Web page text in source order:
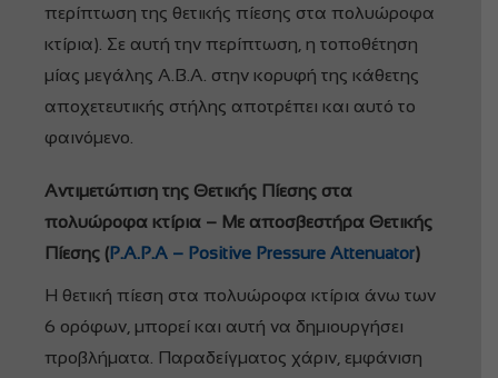
περίπτωση της θετικής πίεσης στα πολυώροφα
κτίρια). Σε αυτή την περίπτωση, η τοποθέτηση
μίας μεγάλης Α.Β.Α. στην κορυφή της κάθετης
αποχετευτικής στήλης αποτρέπει και αυτό το
φαινόμενο.
Αντιμετώπιση της Θετικής Πίεσης στα
πολυώροφα κτίρια – Με αποσβεστήρα Θετικής
Πίεσης (P.A.P.A – Positive Pressure Attenuator)
Η θετική πίεση στα πολυώροφα κτίρια άνω των
6 ορόφων, μπορεί και αυτή να δημιουργήσει
προβλήματα. Παραδείγματος χάριν, εμφάνιση